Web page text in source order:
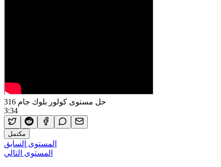
حل مستوى كولور بلوك جام 316
3:34
مكتمل
المستوى السابق
المستوى التالي